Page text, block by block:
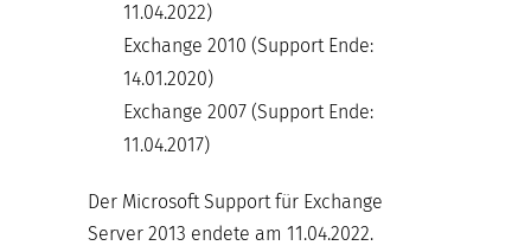
11.04.2022)
Exchange 2010 (Support Ende:
14.01.2020)
Exchange 2007 (Support Ende:
11.04.2017)
Der Microsoft Support für Exchange
Server 2013 endete am 11.04.2022.